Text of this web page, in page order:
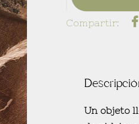
Compartir:
Un objeto